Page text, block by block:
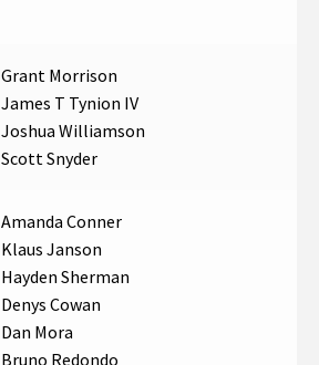
Grant Morrison
James T Tynion IV
Joshua Williamson
Scott Snyder
Amanda Conner
Klaus Janson
Hayden Sherman
Denys Cowan
Dan Mora
Bruno Redondo